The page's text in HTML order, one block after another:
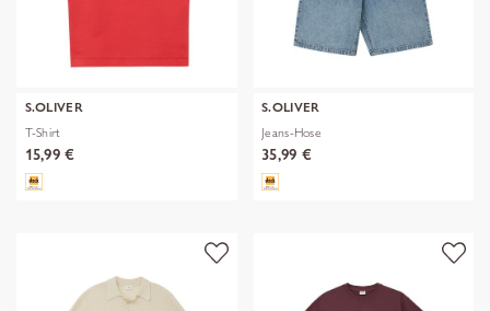
S.OLIVER
T-Shirt
15,99 €
S.OLIVER
Jeans-Hose
35,99 €